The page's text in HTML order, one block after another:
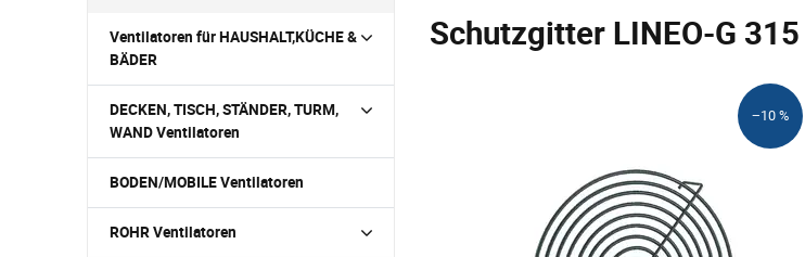
Schutzgitter LINEO-G 315
−10 %
Ventilatoren für HAUSHALT,KÜCHE &
BÄDER
DECKEN, TISCH, STÄNDER, TURM,
WAND Ventilatoren
BODEN/MOBILE Ventilatoren
ROHR Ventilatoren